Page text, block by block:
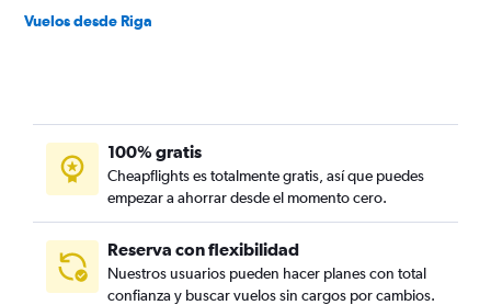
Vuelos desde Riga
100% gratis
Cheapflights es totalmente gratis, así que puedes
empezar a ahorrar desde el momento cero.
Reserva con flexibilidad
Nuestros usuarios pueden hacer planes con total
confianza y buscar vuelos sin cargos por cambios.